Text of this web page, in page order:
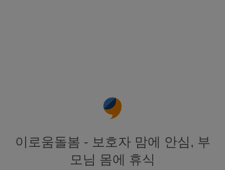
이로움돌봄 - 보호자 맘에 안심, 부
모님 몸에 휴식